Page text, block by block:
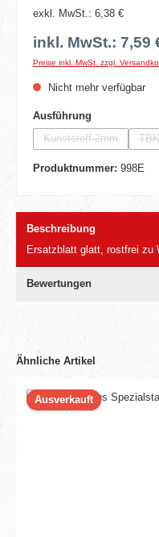
exkl. MwSt.: 6,38 €
inkl. MwSt.: 7,59
Preise inkl. MwSt. zzgl.
Nicht mehr verfügbar
Ausführung
Kunststoff 2mm
Produktnummer: 998E
Beschreibung
Ersatzblatt glatt, rostfrei zu
Bewertungen
Ähnliche Artikel
Ausverkauft